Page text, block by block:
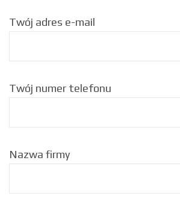
Twój adres e-mail
Twój numer telefonu
Nazwa firmy